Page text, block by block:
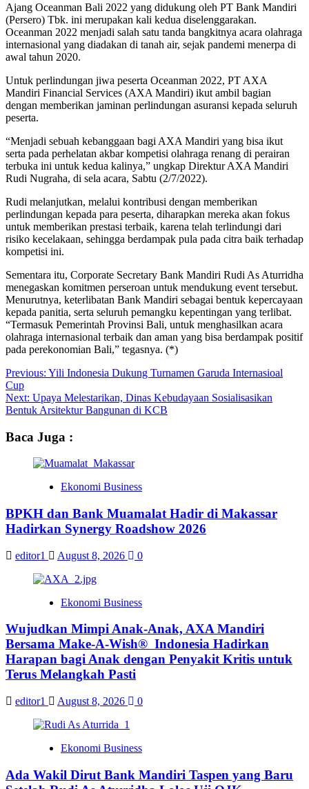
Ajang Oceanman Bali 2022 yang didukung oleh PT Bank Mandiri
(Persero) Tbk. ini merupakan kali kedua diselenggarakan.
Oceanman 2022 menjadi salah satu tanda bangkitnya acara olahraga
internasional yang diadakan di tanah air, sejak pandemi menerpa di
awal tahun 2020.
Untuk perlindungan jiwa peserta Oceanman 2022, PT AXA
Mandiri Financial Services (AXA Mandiri) ikut ambil bagian
dengan memberikan jaminan perlindungan asuransi kepada seluruh
peserta.
“Menjadi sebuah kebanggaan bagi AXA Mandiri yang bisa ikut
serta pada perhelatan akbar kompetisi olahraga renang di perairan
terbuka ini untuk kedua kalinya,” ungkap Direktur AXA Mandiri
Rudi Nugraha, di sela acara, Sabtu (2/7/2022).
Rudi melanjutkan, melalui kontribusi dengan memberikan
perlindungan kepada para peserta, diharapkan mereka akan fokus
untuk memberikan prestasi terbaik, karena telah terlindungi dari
risiko kecelakaan, sehingga berdampak pula pada citra baik terhadap
kompetisi ini.
Sementara itu, Corporate Secretary Bank Mandiri Rudi As Aturridha
menegaskan komitmen perseroan untuk mendukung event tersebut.
Menurutnya, keterlibatan Bank Mandiri sebagai bentuk kepercayaan
kepada panitia, serta seluruh pemangku kepentingan yang terlibat.
“Termasuk Pemerintah Provinsi Bali, untuk menghasilkan acara
olahraga internasional terbaik dan aman yang bisa berdampak positif
pada perekonomian Bali,” tegasnya. (*)
Post
navigation
Previous: Yili Indonesia Dukung Turnamen Garuda Internasioal
Cup
Next: Upaya Melestarikan, Dinas Kebudayaan Sosialisasikan
Bentuk Arsitektur Bangunan di KCB
Baca Juga :
Ekonomi Business
BPKH dan Bank Muamalat Hadir di Makassar
Hadirkan Synergy Roadshow 2026
editor1 August 8, 2026 0
Ekonomi Business
Wujudkan Mimpi Anak-Anak, AXA Mandiri
Bersama Make-A-Wish® Indonesia Hadirkan
Harapan bagi Anak dengan Penyakit Kritis untuk
Terus Melangkah Pasti
editor1 August 8, 2026 0
Ekonomi Business
Ada Wakil Dirut Bank Mandiri Taspen yang Baru